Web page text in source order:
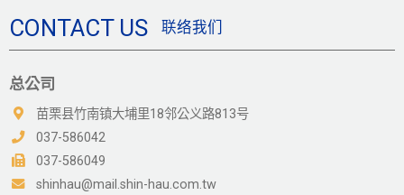
CONTACT US 联络我们
总公司
苗栗县竹南镇大埔里18邻公义路813号
037-586042
037-586049
shinhau@mail.shin-hau.com.tw